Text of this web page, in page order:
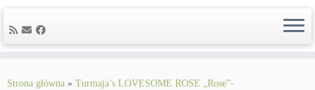
Strona główna » Turmaja’s LOVESOME ROSE „Rose”-